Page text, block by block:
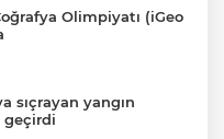
Olimpiyatı (iGeo
sıçrayan yangın
geçirdi